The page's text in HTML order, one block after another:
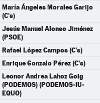
María Ángeles Morales Garijo
(C's)
Jesús Manuel Alonso Jiménez
(PSOE)
Rafael López Campos (C's)
Enrique Gonzalo Pérez (C's)
Leonor Andrea Lahoz Goig
(PODEMOS) (PODEMOS-IU-
EQUO)